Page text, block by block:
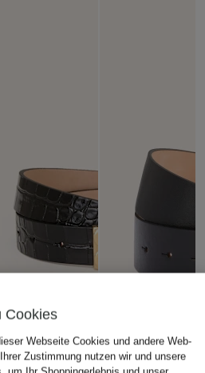
Cookies
Webseite Cookies und andere Web-
Zustimmung nutzen wir und unsere